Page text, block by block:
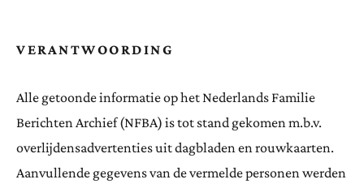
VERANTWOORDING
Alle getoonde informatie op het Nederlands Familie
Berichten Archief (NFBA) is tot stand gekomen m.b.v.
overlijdensadvertenties uit dagbladen en rouwkaarten.
Aanvullende gegevens van de vermelde personen werden